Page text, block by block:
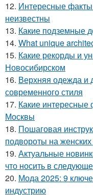
12. Интересные
неизвестны
13. Какие подземные
14. What unique
15. Какие рекорды и
Новосибирском
16. Верхняя одежда и
современного стиля
17. Какие интересные
Москвы
18. Пошаговая
подвороты на
19. Актуальные
что носить в
20. Мода 2025: 9
индустрию